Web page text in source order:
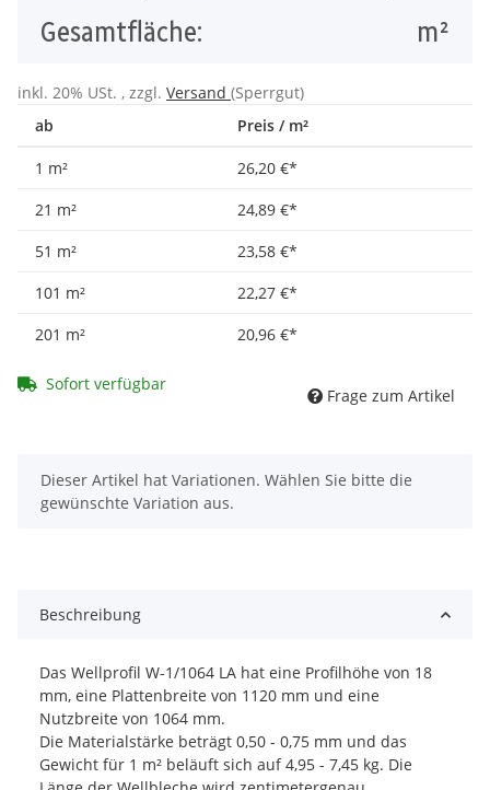
Gesamtfläche: m²
inkl. 20% USt. , zzgl. Versand (Sperrgut)
ab
Preis / m²
1 m² 26,20 €*
21 m²
24,89 €*
51 m²
23,58 €*
101 m²
22,27 €*
201 m²
20,96 €*
Sofort verfügbar
Frage zum Artikel
x
Dieser Artikel hat Variationen. Wählen Sie bitte die
gewünschte Variation aus.
Beschreibung
Das Wellprofil W-1/1064 LA hat eine Profilhöhe von 18
mm, eine Plattenbreite von 1120 mm und eine
Nutzbreite von 1064 mm.
Die Materialstärke beträgt 0,50 - 0,75 mm und das
Gewicht für 1 m² beläuft sich auf 4,95 - 7,45 kg. Die